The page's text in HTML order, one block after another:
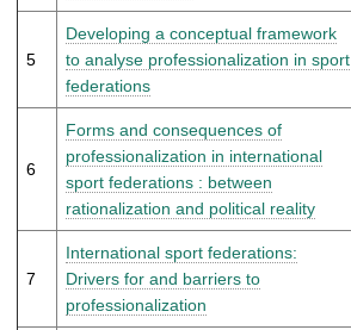
5
Developing a conceptual framework
to analyse professionalization in sport
federations
6
Forms and consequences of
professionalization in international
sport federations : between
rationalization and political reality
7
International sport federations:
Drivers for and barriers to
professionalization